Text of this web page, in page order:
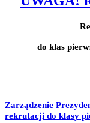
do klas
Zarządzenie
rekrutacji do klasy